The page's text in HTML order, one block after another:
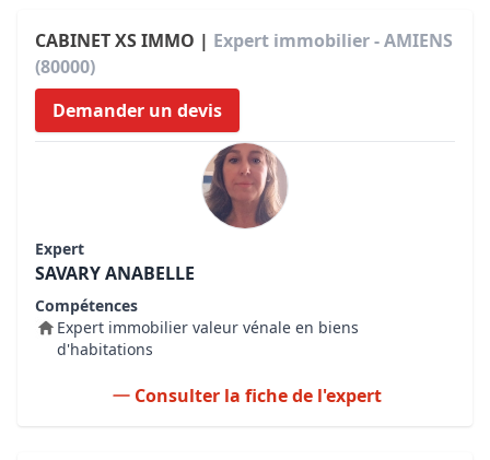
CABINET XS IMMO | Expert immobilier - AMIENS
(80000)
Demander un devis
Expert
SAVARY ANABELLE
Compétences
Expert immobilier valeur vénale en biens
d'habitations
Consulter la fiche de l'expert